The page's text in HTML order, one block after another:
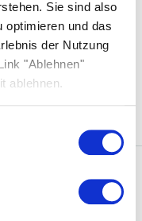
Sie sind also
optimieren und das
der Nutzung
"Ablehnen"
ablehnen.
Elektroauto als